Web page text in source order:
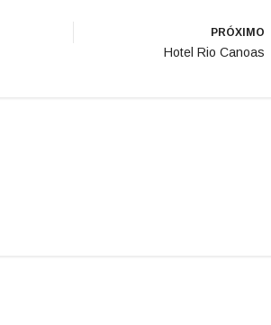
PRÓXIMO
Hotel Rio Canoas